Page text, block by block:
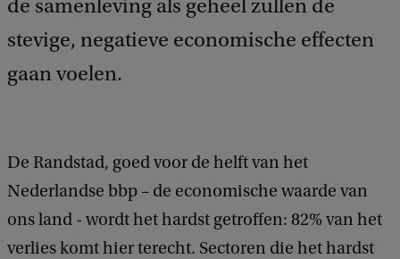
de samenleving als geheel zullen de
stevige, negatieve economische effecten
gaan voelen.
De Randstad, goed voor de helft van het
Nederlandse bbp – de economische waarde van
ons land - wordt het hardst getroffen: 82% van het
verlies komt hier terecht. Sectoren die het hardst